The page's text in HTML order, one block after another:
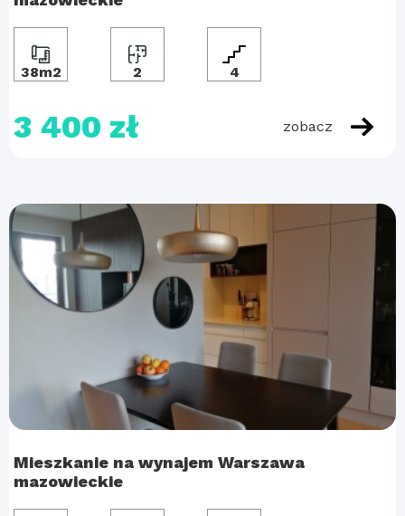
38m2 2 4
3 400 zł zobacz
Mieszkanie na wynajem Warszawa
mazowieckie